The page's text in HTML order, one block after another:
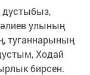
дустыбыз,
улының
туганнарының
Ходай
бирсен.